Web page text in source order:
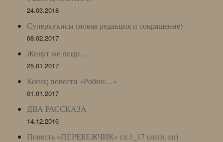
24.03.2018
Суперкукисы (новая редакция и сокращение)
08.02.2017
Живут же люди…
25.01.2017
Конец повести «Робин…»
01.01.2017
ДВА РАССКАЗА
14.12.2016
Повесть «ПЕРЕБЕЖЧИК» гл.1_17 (англ. en)